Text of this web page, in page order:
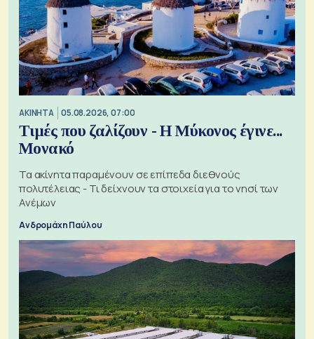
ΑΚΙΝΗΤΑ 05.08.2026, 07:00
Τιμές που ζαλίζουν - Η Μύκονος έγινε...
Μονακό
Τα ακίνητα παραμένουν σε επίπεδα διεθνούς
πολυτέλειας - Τι δείχνουν τα στοιχεία για το νησί των
Ανέμων
Ανδρομάχη Παύλου